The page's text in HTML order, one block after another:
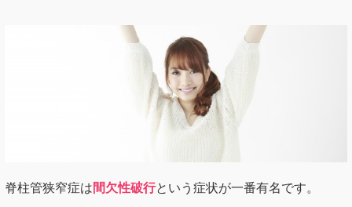
脊柱管狭窄症は間欠性破行という症状が一番有名です。